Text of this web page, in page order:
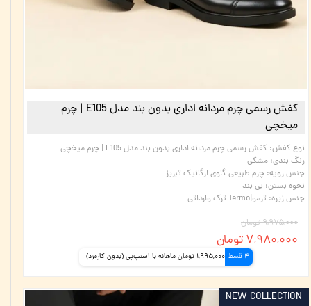
کفش رسمی چرم مردانه اداری بدون بند مدل E105 | چرم
میخچی
نوع کفش: کفش رسمی چرم مردانه اداری بدون بند مدل E105 | چرم میخچی
رنگ بندی: مشکی
جنس رویه: چرم طبیعی گاوی ارگانیک تبریز
نحوه بستن: بی بند
جنس زیره: ترمو|Termo ترک وارداتی
۹,۹۷۵,۰۰۰ تومان
۷,۹۸۰,۰۰۰ تومان
4 قسط 1,995,000 تومان ماهانه با اسنپ‌پی (بدون کارمزد)
NEW COLLECTION